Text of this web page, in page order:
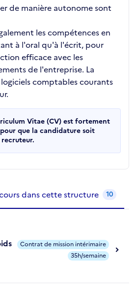
de manière autonome sont
les compétences en
à l'oral qu'à l'écrit, pour
efficace avec les
de l'entreprise. La
comptables courants
Vitae (CV) est fortement
que la candidature soit
dans cette structure 10
Contrat de mission intérimaire
35h/semaine